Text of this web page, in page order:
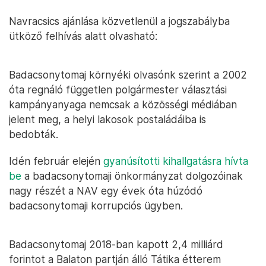
Navracsics ajánlása közvetlenül a jogszabályba
ütköző felhívás alatt olvasható:
Badacsonytomaj környéki olvasónk szerint a 2002
óta regnáló független polgármester választási
kampányanyaga nemcsak a közösségi médiában
jelent meg, a helyi lakosok postaládáiba is
bedobták.
Idén február elején gyanúsítotti kihallgatásra hívta
be a badacsonytomaji önkormányzat dolgozóinak
nagy részét a NAV egy évek óta húzódó
badacsonytomaji korrupciós ügyben.
Badacsonytomaj 2018-ban kapott 2,4 milliárd
forintot a Balaton partján álló Tátika étterem